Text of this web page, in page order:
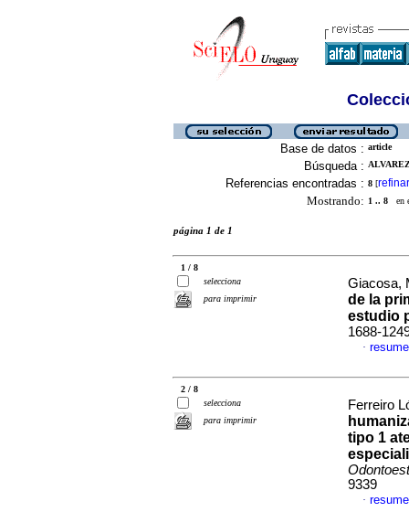
Base de datos : article
Búsqueda :
Referencias encontradas : 8 [refinar
Mostrando: 1 .. 8 en
página 1 de 1
1 / 8
selecciona
para imprimir
Giacosa,
de la
estudio
1688-
·
2 / 8
selecciona
para imprimir
Ferreiro
tipo 1
9339
·